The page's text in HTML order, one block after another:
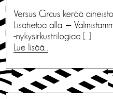
Versus Circus kerää
Lisätietoa alla. —
-nykysirkustrilogiaa […]
Lue lisää…